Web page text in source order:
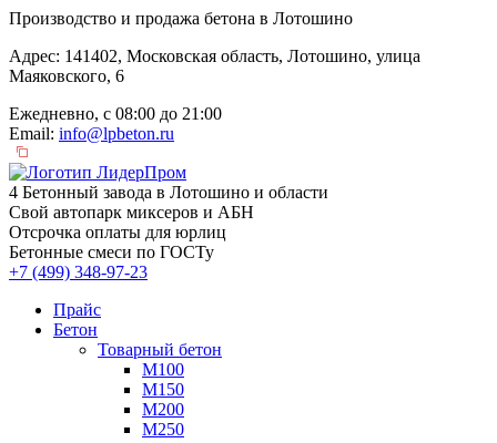
Производство и продажа бетона в Лотошино
Адрес: 141402, Московская область, Лотошино, улица
Маяковского, 6
Ежедневно, с 08:00 до 21:00
Email: info@lpbeton.ru
4 Бетонный завода в Лотошино и области
Свой автопарк миксеров и АБН
Отсрочка оплаты для юрлиц
Бетонные смеси по ГОСТу
+7 (499) 348-97-23
Прайс
Бетон
Товарный бетон
М100
М150
М200
М250